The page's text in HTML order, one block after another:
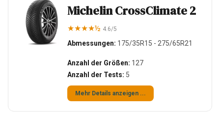
Michelin CrossClimate 2
★★★★½ 4.6/5
Abmessungen: 175/35R15 - 275/65R21
Anzahl der Größen: 127
Anzahl der Tests: 5
Mehr Details anzeigen ...